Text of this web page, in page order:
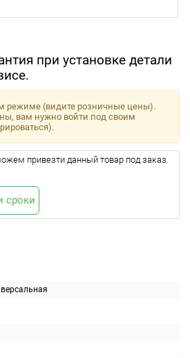
при установке детали
режиме (видите розничные цены).
вам нужно войти под своим
привезти данный товар под заказ.
сроки